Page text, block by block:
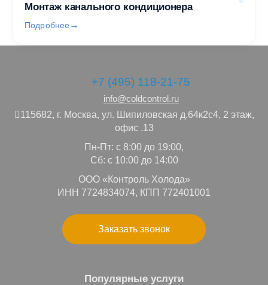
Монтаж канального кондиционера
Подробнее
+7 (495) 118-21-75
info@coldcontrol.ru
115682, г. Москва, ул. Шипиловская д.64к2с4, 2 этаж,
офис .13
Пн-Пт: с 8:00 до 19:00,
Сб: с 10:00 до 14:00
ООО «Контроль Холода»
ИНН 7724834074, КПП 772401001
Заказать звонок
Популярные услуги